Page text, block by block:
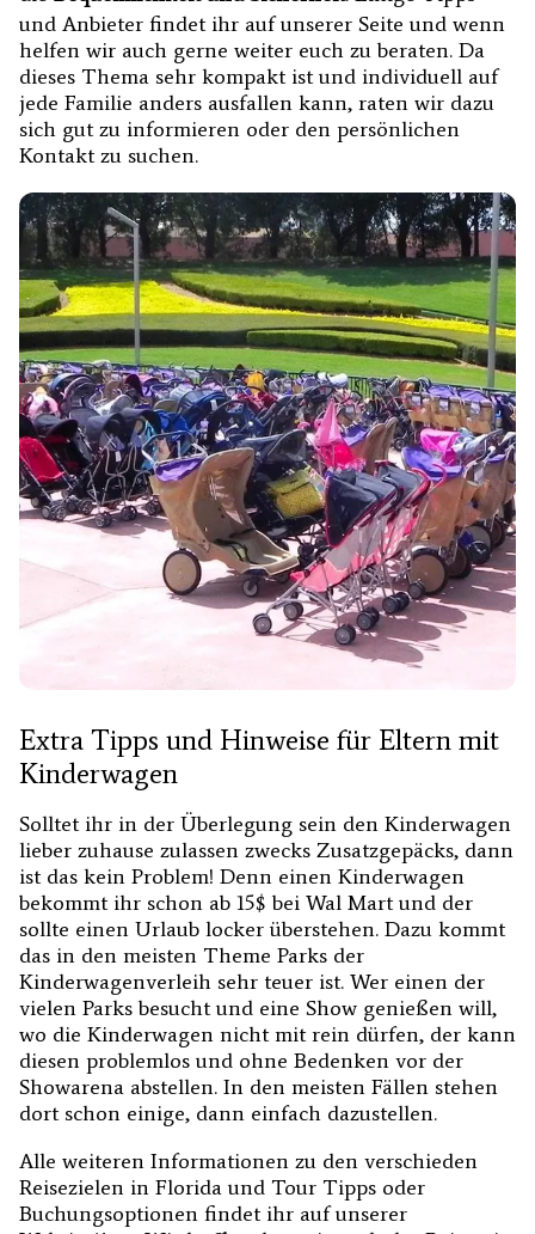
und Anbieter findet ihr auf unserer Seite und wenn
helfen wir auch gerne weiter euch zu beraten. Da
dieses Thema sehr kompakt ist und individuell auf
jede Familie anders ausfallen kann, raten wir dazu
sich gut zu informieren oder den persönlichen
Kontakt zu suchen.
Extra Tipps und Hinweise für Eltern mit
Kinderwagen
Solltet ihr in der Überlegung sein den Kinderwagen
lieber zuhause zulassen zwecks Zusatzgepäcks, dann
ist das kein Problem! Denn einen Kinderwagen
bekommt ihr schon ab 15$ bei Wal Mart und der
sollte einen Urlaub locker überstehen. Dazu kommt
das in den meisten Theme Parks der
Kinderwagenverleih sehr teuer ist. Wer einen der
vielen Parks besucht und eine Show genießen will,
wo die Kinderwagen nicht mit rein dürfen, der kann
diesen problemlos und ohne Bedenken vor der
Showarena abstellen. In den meisten Fällen stehen
dort schon einige, dann einfach dazustellen.
Alle weiteren Informationen zu den verschieden
Reisezielen in Florida und Tour Tipps oder
Buchungsoptionen findet ihr auf unserer